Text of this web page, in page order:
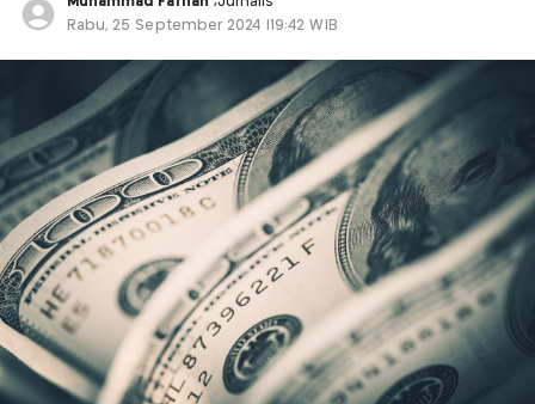
Rabu, 25 September 2024 |19:42 WIB